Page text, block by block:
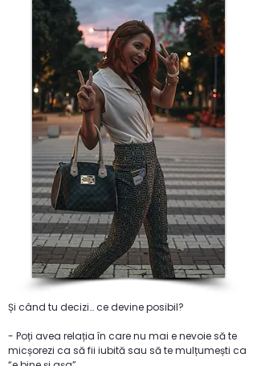
Și când tu decizi… ce devine posibil?
- Poți avea relația în care nu mai e nevoie să te
micșorezi ca să fii iubită sau să te mulțumești ca